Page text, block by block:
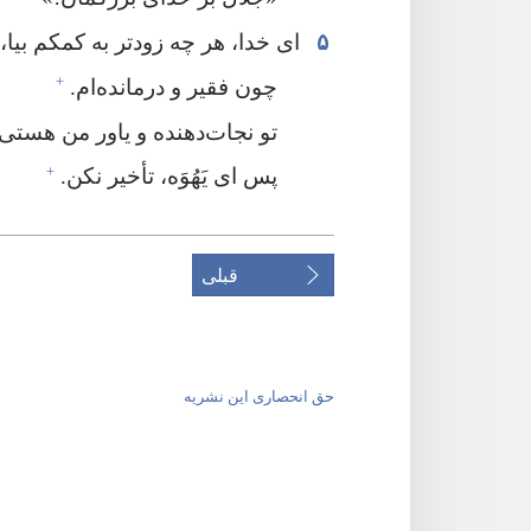
۵
ای خدا،‏ هر چه زودتر به کمکم بیا،‏
چون فقیر و درمانده‌ام.‏ +
تو نجات‌دهنده و یاور من
پس ای یَهُوَه،‏ تأخیر نکن.‏ +
قبلی
حق انحصاری این نشریه